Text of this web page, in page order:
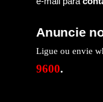
Anuncie
Ligue ou envie
9600.